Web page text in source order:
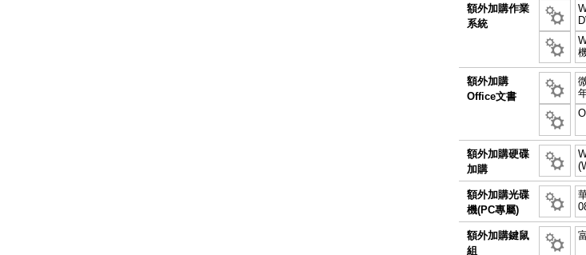
額外加購作業
系統
額外加購
Office文書
額外加購硬碟
加購
額外加購光碟
機(PC專屬)
額外加購鍵鼠
組